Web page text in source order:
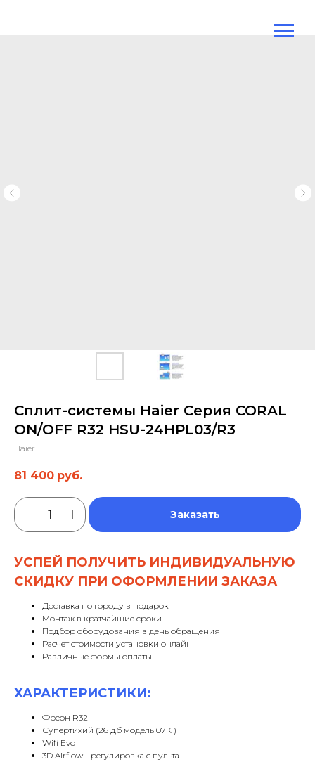
Сплит-системы Haier Серия CORAL
ON/OFF R32 HSU-24HPL03/R3
Haier
81 400 руб.
Заказать
УСПЕЙ ПОЛУЧИТЬ ИНДИВИДУАЛЬНУЮ
СКИДКУ ПРИ ОФОРМЛЕНИИ ЗАКАЗА
Доставка по городу в подарок
Монтаж в кратчайшие сроки
Подбор оборудования в день обращения
Расчет стоимости установки онлайн
Различные формы оплаты
ХАРАКТЕРИСТИКИ:
Фреон R32
Супертихий (26 дб модель 07К )
Wifi Evo
3D Airflow - регулировка с пульта